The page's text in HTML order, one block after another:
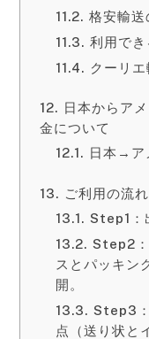
格安輸送
利用で
クーリ
日本からア
金について
日本→ア
ご利用の流れ
Step1：
Step2：
スとパッキン
開。
Step3
点（送り状と